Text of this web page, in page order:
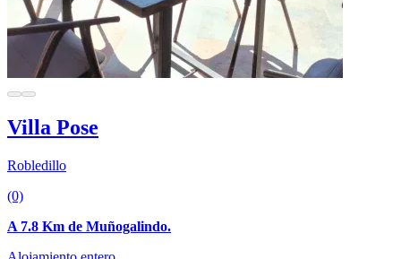
Villa Pose
Robledillo
(0)
A 7.8 Km de Muñogalindo.